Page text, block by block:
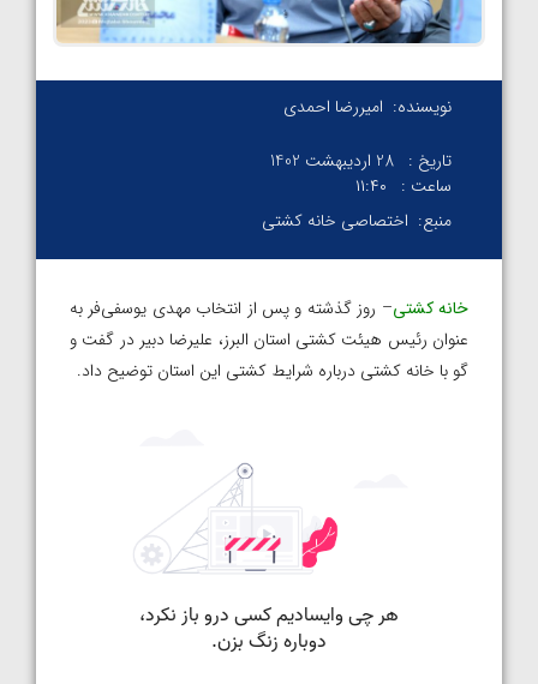
نویسنده: امیررضا احمدی
تاریخ : 28 اردیبهشت 1402
ساعت :
۱۱:۴۰
منبع: اختصاصی خانه کشتی
خانه کشتی– روز گذشته و پس از انتخاب مهدی یوسفی‌فر به
عنوان رئیس هیئت کشتی استان البرز، علیرضا دبیر در گفت و
گو با خانه کشتی درباره شرایط کشتی این استان توضیح داد.